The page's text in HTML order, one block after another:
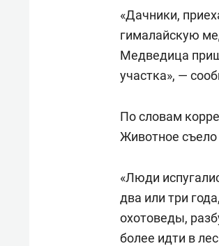
«Дачники,
гималайскую
Медведица
участка», —
По словам
Животное съело
«Люди
два или три
охотоведы,
более идти в